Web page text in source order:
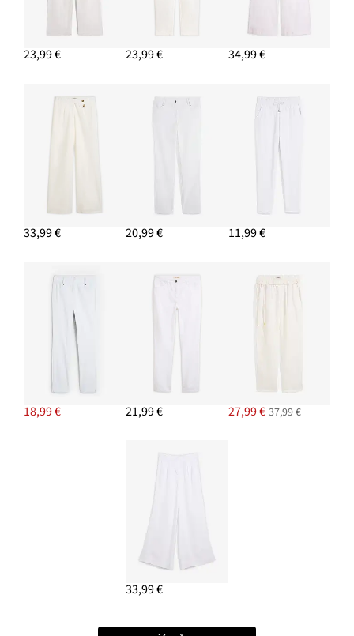
Top so širokými ramienkami
12,99 €
23,99 € 23,99 € 34,99 €
33,99 € 20,99 € 11,99 €
18,99 € 21,99 € 27,99 € 37,99 €
33,99 €